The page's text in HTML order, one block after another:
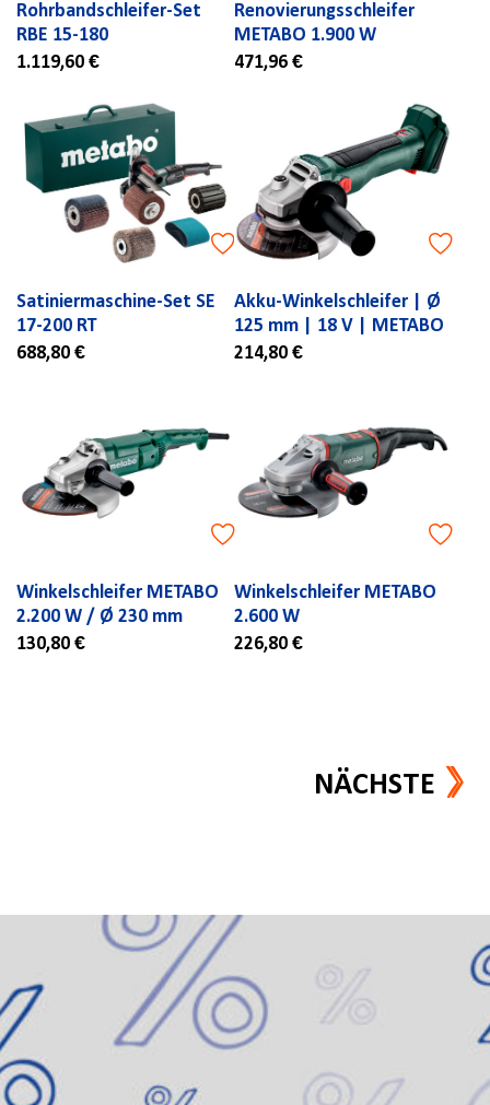
Rohrbandschleifer-Set
RBE 15-180
1.119,60 €
Renovierungsschleifer
METABO 1.900 W
471,96 €
Satiniermaschine-Set SE
17-200 RT
688,80 €
Akku-Winkelschleifer | Ø
125 mm | 18 V | METABO
214,80 €
Winkelschleifer METABO
2.200 W / Ø 230 mm
130,80 €
Winkelschleifer METABO
2.600 W
226,80 €
NÄCHSTE